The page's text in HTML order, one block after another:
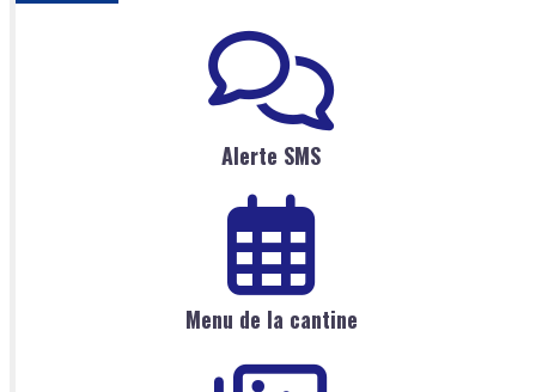
Alerte SMS
Menu de la cantine